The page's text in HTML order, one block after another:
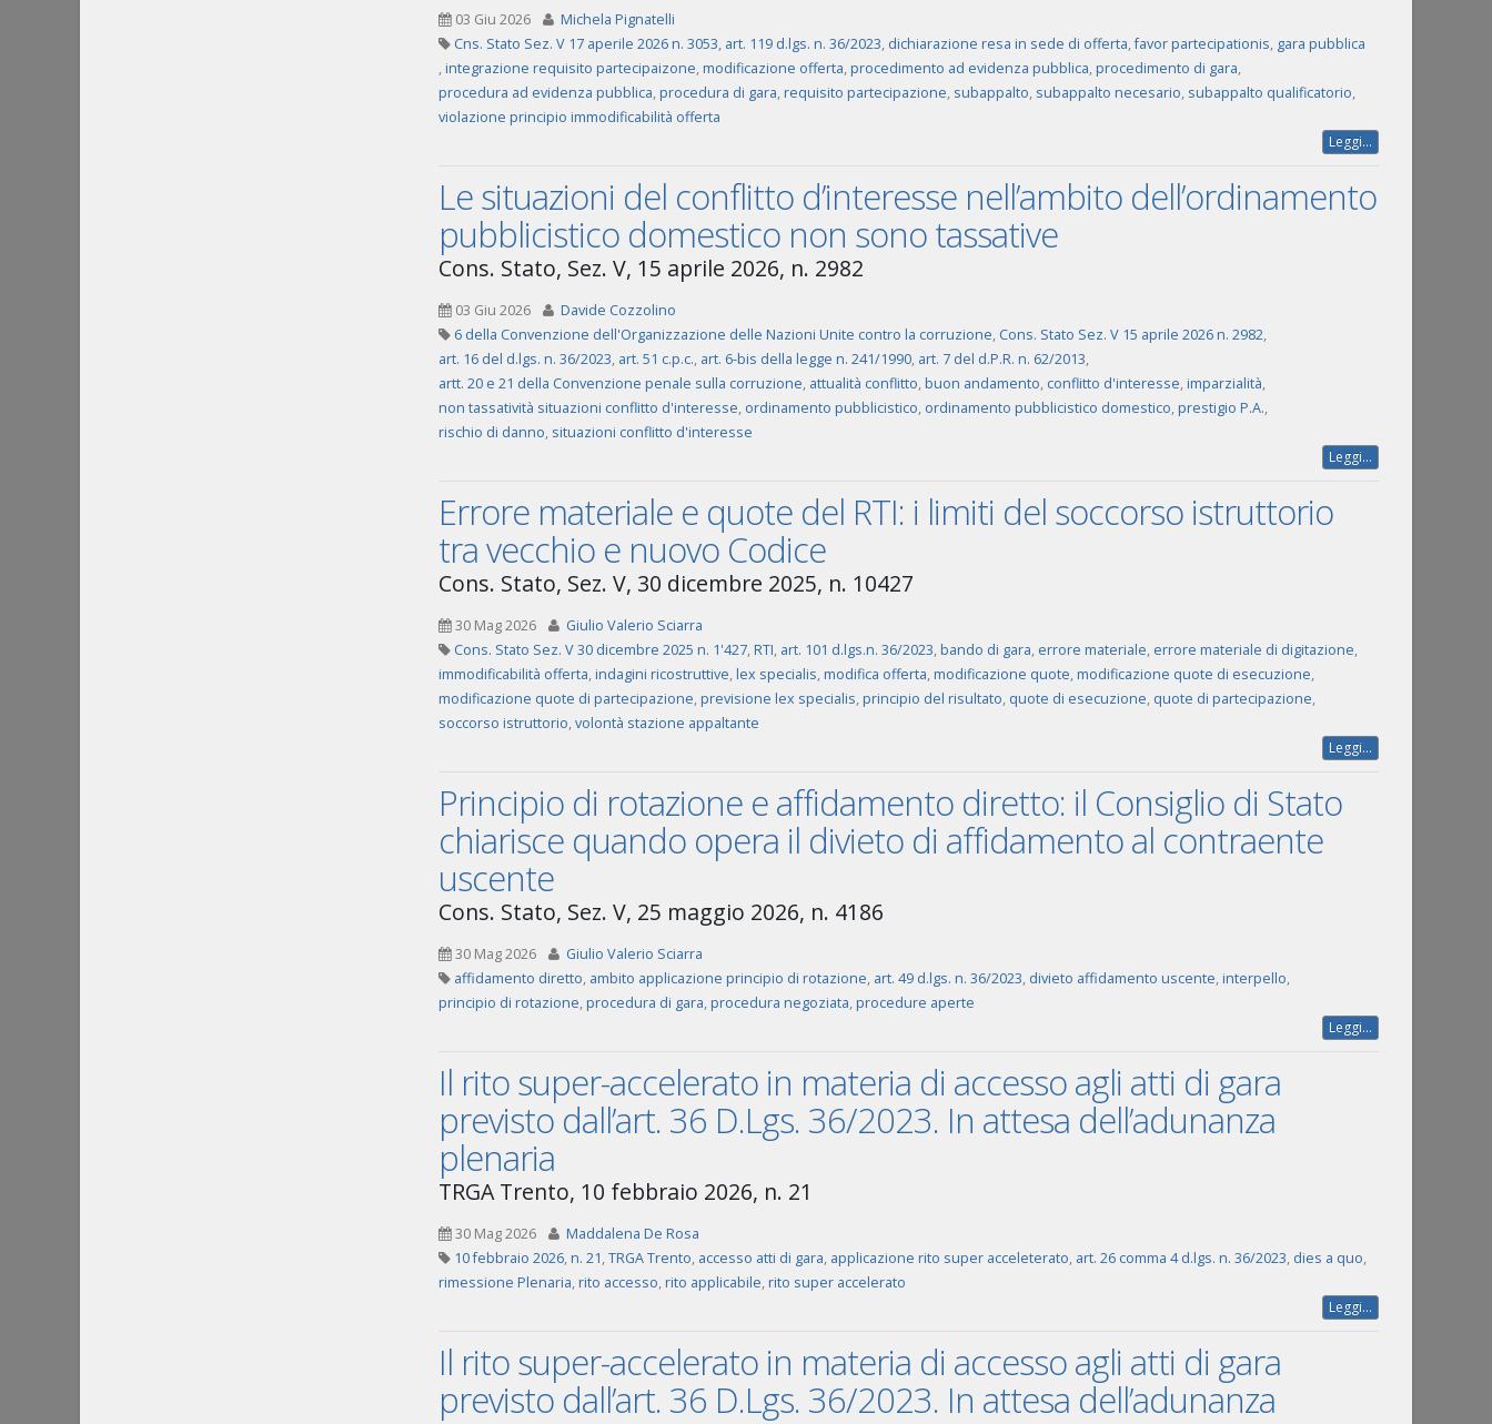
03 Giu 2026
Michela Pignatelli
Cns. Stato Sez. V 17 aperile 2026 n. 3053, art. 119 d.lgs. n. 36/2023, dichiarazione resa in sede di offerta,favor partecipationis, gara pubblica
,integrazione requisito partecipaizone,modificazione offerta,procedimento ad evidenza pubblica,procedimento di gara,
procedura ad evidenza pubblica,procedura di gara,requisito partecipazione, subappalto, subappalto necesario, subappalto qualificatorio,
violazione principio immodificabilità offerta
Leggi...
Le situazioni del conflitto d’interesse nell’ambito dell’ordinamento
pubblicistico domestico non sono tassative
Cons. Stato, Sez. V, 15 aprile 2026, n. 2982
03 Giu 2026
Davide Cozzolino
6 della Convenzione dell'Organizzazione delle Nazioni Unite contro la corruzione, Cons. Stato Sez. V 15 aprile 2026 n. 2982,
art. 16 del d.lgs. n. 36/2023, art. 51 c.p.c., art. 6-bis della legge n. 241/1990, art. 7 del d.P.R. n. 62/2013,
artt. 20 e 21 della Convenzione penale sulla corruzione, attualità conflitto,buon andamento, conflitto d'interesse,imparzialità,
non tassatività situazioni conflitto d'interesse, ordinamento pubblicistico, ordinamento pubblicistico domestico,prestigio P.A.,
rischio di danno, situazioni conflitto d'interesse
Leggi...
Errore materiale e quote del RTI: i limiti del soccorso istruttorio
tra vecchio e nuovo Codice
Cons. Stato, Sez. V, 30 dicembre 2025, n. 10427
30 Mag 2026
Giulio Valerio Sciarra
Cons. Stato Sez. V 30 dicembre 2025 n. 1'427,RTI, art. 101 d.lgs.n. 36/2023,bando di gara, errore materiale, errore materiale di digitazione,
immodificabilità offerta,indagini ricostruttive,lex specialis,modifica offerta,modificazione quote,modificazione quote di esecuzione,
modificazione quote di partecipazione,previsione lex specialis,principio del risultato, quote di esecuzione, quote di partecipazione,
soccorso istruttorio,volontà stazione appaltante
Leggi...
Principio di rotazione e affidamento diretto: il Consiglio di Stato
chiarisce quando opera il divieto di affidamento al contraente
uscente
Cons. Stato, Sez. V, 25 maggio 2026, n. 4186
30 Mag 2026
Giulio Valerio Sciarra
affidamento diretto, ambito applicazione principio di rotazione, art. 49 d.lgs. n. 36/2023, divieto affidamento uscente,interpello,
principio di rotazione,procedura di gara,procedura negoziata,procedure aperte
Leggi...
Il rito super-accelerato in materia di accesso agli atti di gara
previsto dall’art. 36 D.Lgs. 36/2023. In attesa dell’adunanza
plenaria
TRGA Trento, 10 febbraio 2026, n. 21
30 Mag 2026
Maddalena De Rosa
10 febbraio 2026,n. 21,TRGA Trento, accesso atti di gara, applicazione rito super acceleterato, art. 26 comma 4 d.lgs. n. 36/2023, dies a quo,
rimessione Plenaria,rito accesso,rito applicabile,rito super accelerato
Leggi...
Il rito super-accelerato in materia di accesso agli atti di gara
previsto dall’art. 36 D.Lgs. 36/2023. In attesa dell’adunanza